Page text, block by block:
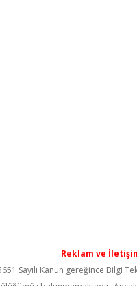
Reklam ve
Sayılı Kanun gereğince Bilgi